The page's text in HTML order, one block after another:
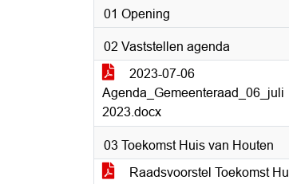
01 Opening
02 Vaststellen agenda
2023-07-06
Agenda_Gemeenteraad_06_juli
2023.docx
03 Toekomst Huis van Houten
Raadsvoorstel Toekomst